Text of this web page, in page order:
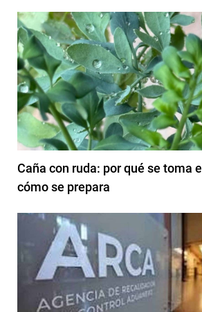
Caña con ruda: por qué se toma
cómo se prepara